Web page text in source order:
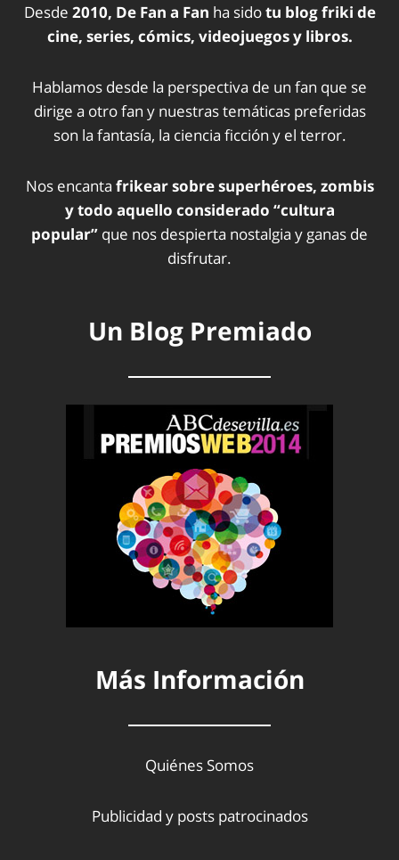
Desde 2010, De Fan a Fan ha sidotu blog friki de
cine, series, cómics, videojuegos y libros.
Hablamos desde la perspectiva de un fan que se
dirige a otro fan y nuestras temáticas preferidas
son la fantasía, la ciencia ficción y el terror.
Nos encanta frikear sobre superhéroes, zombis
y todo aquello considerado “cultura
popular” que nos despierta nostalgia y ganas de
disfrutar.
Un Blog Premiado
Más Información
Quiénes Somos
Publicidad y posts patrocinados